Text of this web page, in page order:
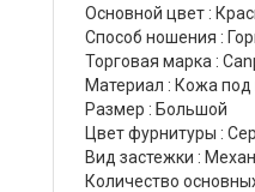
Основной цвет :
Способ ношения :
Торговая марка :
Материал : Кожа под
Размер : Большой
Цвет фурнитуры :
Вид застежки :
Количество